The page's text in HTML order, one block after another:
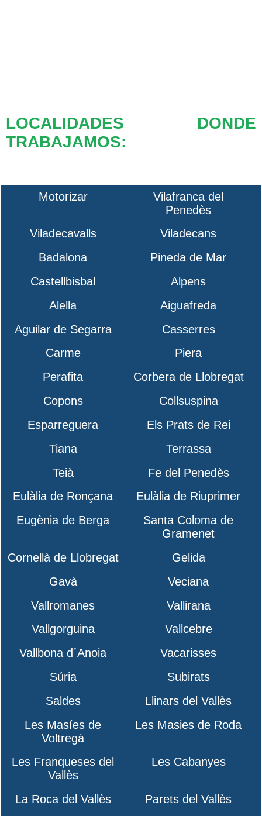
LOCALIDADES DONDE
TRABAJAMOS:
Motorizar
Vilafranca del
Penedès
Viladecavalls
Viladecans
Badalona
Pineda de Mar
Castellbisbal
Alpens
Alella
Aiguafreda
Aguilar de Segarra
Casserres
Carme
Piera
Perafita
Corbera de Llobregat
Copons
Collsuspina
Esparreguera
Els Prats de Rei
Tiana
Terrassa
Teià
Fe del Penedès
Eulàlia de Ronçana
Eulàlia de Riuprimer
Eugènia de Berga
Santa Coloma de
Gramenet
Cornellà de Llobregat
Gelida
Gavà
Veciana
Vallromanes
Vallirana
Vallgorguina
Vallcebre
Vallbona d´Anoia
Vacarisses
Súria
Subirats
Saldes
Llinars del Vallès
Les Masíes de
Voltregà
Les Masies de Roda
Les Franqueses del
Vallès
Les Cabanyes
La Roca del Vallès
Parets del Vallès